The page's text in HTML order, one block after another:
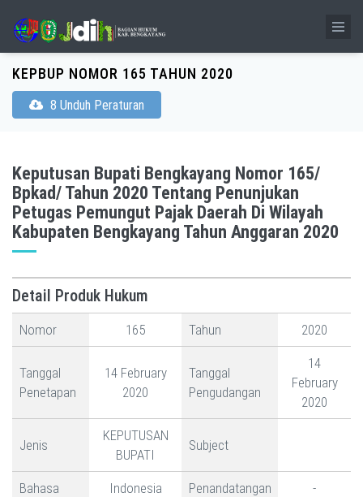
KEPBUP NOMOR 165 TAHUN 2020
8 Unduh Peraturan
Keputusan Bupati Bengkayang Nomor 165/
Bpkad/ Tahun 2020 Tentang Penunjukan
Petugas Pemungut Pajak Daerah Di Wilayah
Kabupaten Bengkayang Tahun Anggaran 2020
Detail Produk Hukum
Nomor 165 Tahun 2020
Tanggal
Penetapan
14 February
2020
Tanggal
Pengudangan
14
February
2020
Jenis
KEPUTUSAN
BUPATI
Subject
Bahasa Indonesia Penandatangan -